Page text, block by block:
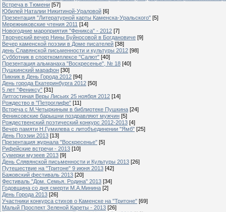
Встреча в Тюмени [57]
Юбилей Наталии Никитиной-Ураловой [6]
Презентация "Литературной карты Каменска-Уральского" [5]
Мережниковские чтения 2011 [14]
Новогодние мароприятия "Феникса" - 2012 [7]
Творческий вечер Нины Буйносовой в Богдановиче [9]
Вечер каменской поэзии в Доме писателей [38]
день Славянской письменности и культуры 2012 [98]
Субботник в спорткомплексе "Салют" [40]
Презентация альманаха "Воскресенье", № 18 [40]
Пушкинский марафон [30]
Пикник в День Города 2012 [94]
День города Екатеринбурга 2012 [50]
5 лет "Фениксу" [31]
Литгостиная Веры Лисьих 25 ноября 2012 [14]
Рождество в "Петроглифе" [11]
Встреча с М.Четыркиным в библиотеке Пушкина [24]
Фениксовские барышни поздравляют мужчин [5]
Рождественский поэтический конкурс 2012-2013 [4]
Вечер памяти Н.Гумилева с литобъединении "Ямб" [25]
День Поэзии 2013 [13]
Презентация журнала "Воскресенье" [5]
Рифейские встречи - 2013 [10]
Сумерки музеев 2013 [9]
День Слявянской письменности и Культуры 2013 [26]
Путешествие на "Тритоне" 9 июня 2013 [42]
Бажовский фестиваль 2013 [20]
Фестиваль "Дом. Семья. Родина" 2013 [34]
Годовщина со дня смерти М.А.Минина [2]
День Города 2013 [26]
Участники конкурса стихов о Каменске на "Тритоне" [69]
Малый Проспект Зеленой Кареты - 2013 [26]